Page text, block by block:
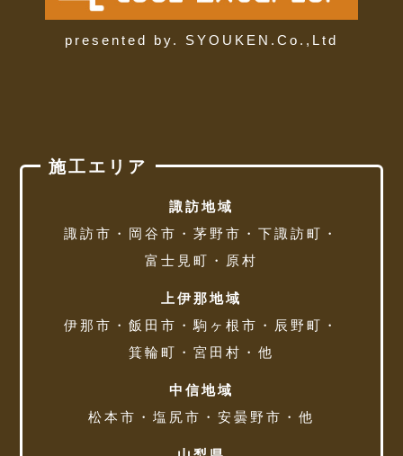
presented by. SYOUKEN.Co.,Ltd
施工エリア
諏訪地域
諏訪市・岡谷市・茅野市・下諏訪町・
富士見町・原村
上伊那地域
伊那市・飯田市・駒ヶ根市・辰野町・
箕輪町・宮田村・他
中信地域
松本市・塩尻市・安曇野市・他